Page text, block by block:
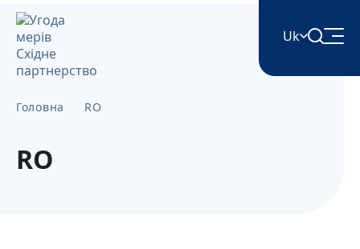
Uk
Հայերեն
Головна RO
RO